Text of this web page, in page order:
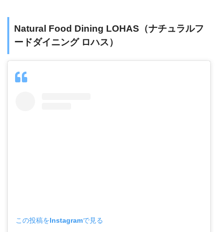
Natural Food Dining LOHAS（ナチュラルフ
ードダイニング ロハス）
この投稿をInstagramで見る